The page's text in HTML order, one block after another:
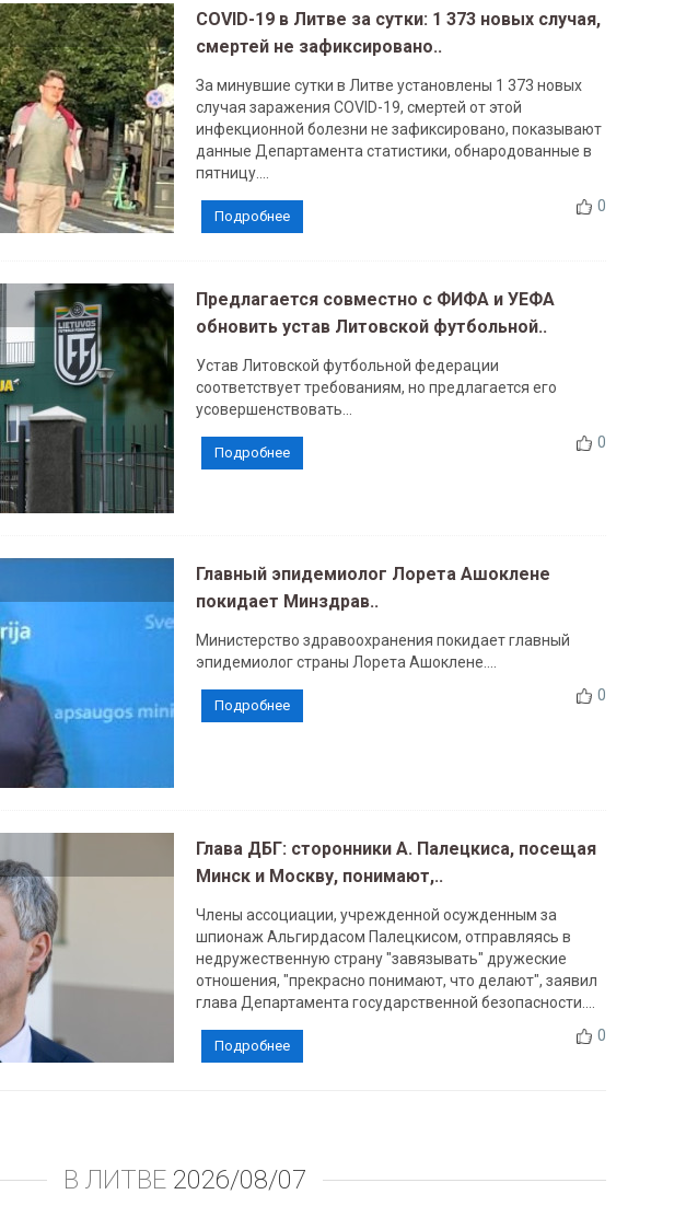
COVID-19 в Литве за сутки: 1 373 новых случая,
смертей не зафиксировано..
За минувшие сутки в Литве установлены 1 373 новых
случая заражения COVID-19, смертей от этой
инфекционной болезни не зафиксировано, показывают
данные Департамента статистики, обнародованные в
пятницу....
0
Подробнее
Предлагается совместно с ФИФА и УЕФА
обновить устав Литовской футбольной..
Устав Литовской футбольной федерации
соответствует требованиям, но предлагается его
усовершенствовать...
0
Подробнее
Главный эпидемиолог Лорета Ашоклене
покидает Минздрав..
Министерство здравоохранения покидает главный
эпидемиолог страны Лорета Ашоклене....
0
Подробнее
Глава ДБГ: сторонники А. Палецкиса, посещая
Минск и Москву, понимают,..
Члены ассоциации, учрежденной осужденным за
шпионаж Альгирдасом Палецкисом, отправляясь в
недружественную страну "завязывать" дружеские
отношения, "прекрасно понимают, что делают", заявил
глава Департамента государственной безопасности....
0
Подробнее
В ЛИТВЕ 2026/08/07